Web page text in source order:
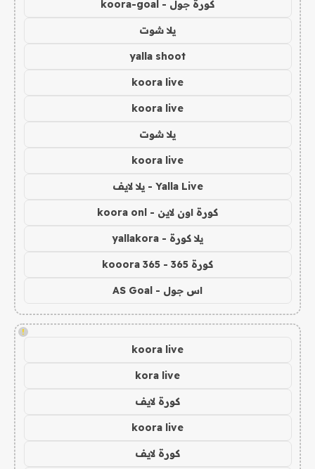
كورة جول - koora-goal
يلا شوت
yalla shoot
koora live
koora live
يلا شوت
koora live
Yalla Live - يلا لايف
كورة اون لاين - koora onl
يلا كورة - yallakora
كورة 365 - kooora 365
اس جول - AS Goal
!
koora live
kora live
كورة لايف
koora live
كورة لايف